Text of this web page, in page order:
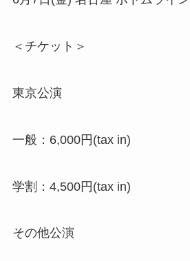
＜チケット＞
東京公演
一般：6,000円(tax in)
学割：4,500円(tax in)
その他公演